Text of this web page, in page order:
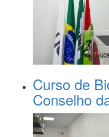
Curso de
Conselho